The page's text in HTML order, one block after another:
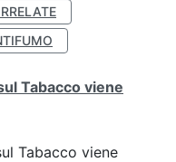
Tabacco viene
Tabacco viene